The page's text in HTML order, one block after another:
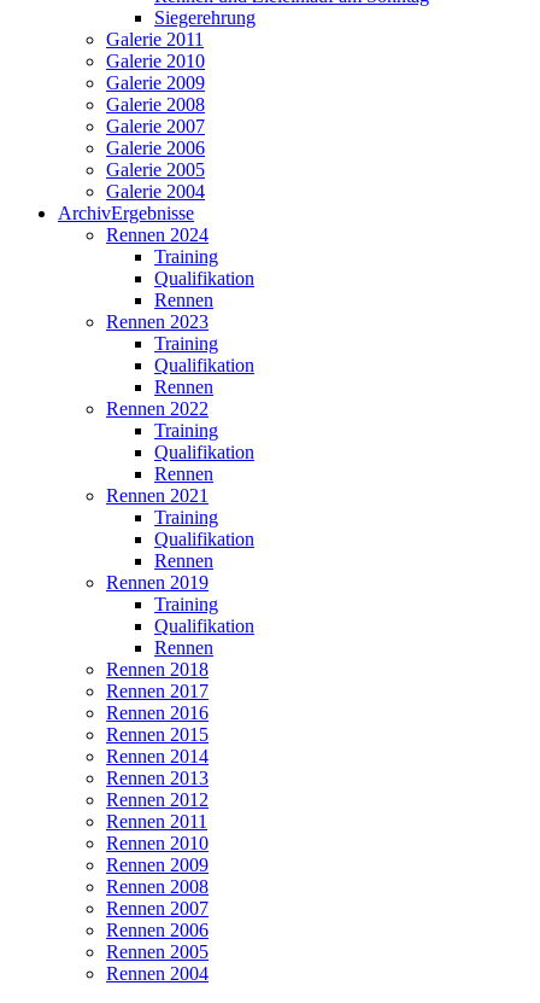
Siegerehrung
Galerie 2011
Galerie 2010
Galerie 2009
Galerie 2008
Galerie 2007
Galerie 2006
Galerie 2005
Galerie 2004
ArchivErgebnisse
Rennen 2024
Training
Qualifikation
Rennen
Rennen 2023
Training
Qualifikation
Rennen
Rennen 2022
Training
Qualifikation
Rennen
Rennen 2021
Training
Qualifikation
Rennen
Rennen 2019
Training
Qualifikation
Rennen
Rennen 2018
Rennen 2017
Rennen 2016
Rennen 2015
Rennen 2014
Rennen 2013
Rennen 2012
Rennen 2011
Rennen 2010
Rennen 2009
Rennen 2008
Rennen 2007
Rennen 2006
Rennen 2005
Rennen 2004